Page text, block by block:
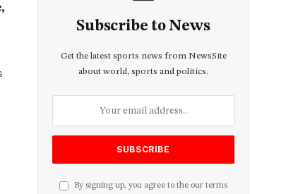
Subscribe to News
Get the latest sports news from NewsSite
about world, sports and politics.
By signing up, you agree to the our terms